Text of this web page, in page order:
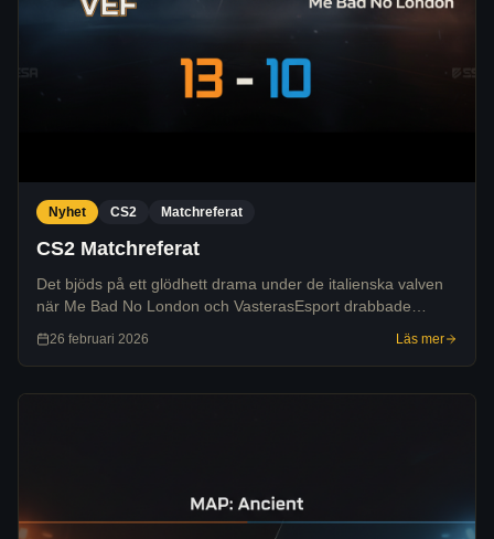
Nyhet CS2 Matchreferat
CS2 Matchreferat
Det bjöds på ett glödhett drama under de italienska valven
när Me Bad No London och VasterasEsport drabbade
och en heroisk comeback!
26 februari 2026 Läs mer